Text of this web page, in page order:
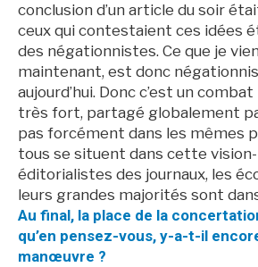
conclusion d’un article du soir
ceux qui contestaient ces idées
des négationnistes. Ce que je
maintenant, est donc
aujourd’hui. Donc c’est un
très fort, partagé globalement
pas forcément dans les mêmes
tous se situent dans cette vision-
éditorialistes des journaux, les
leurs grandes majorités sont
Au final, la place de la
qu’en pensez-vous, y-a-t-il
manœuvre ?